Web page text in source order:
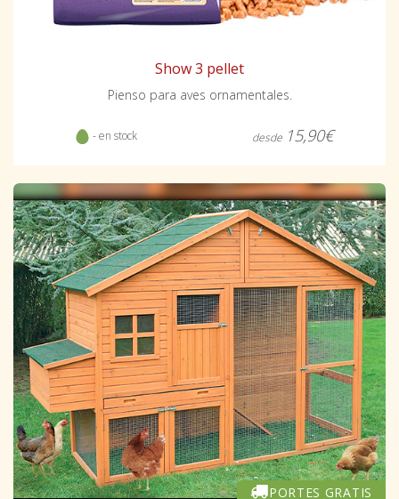
Show 3 pellet
Pienso para aves ornamentales.
- en stock desde 15,90€
PORTES GRATIS